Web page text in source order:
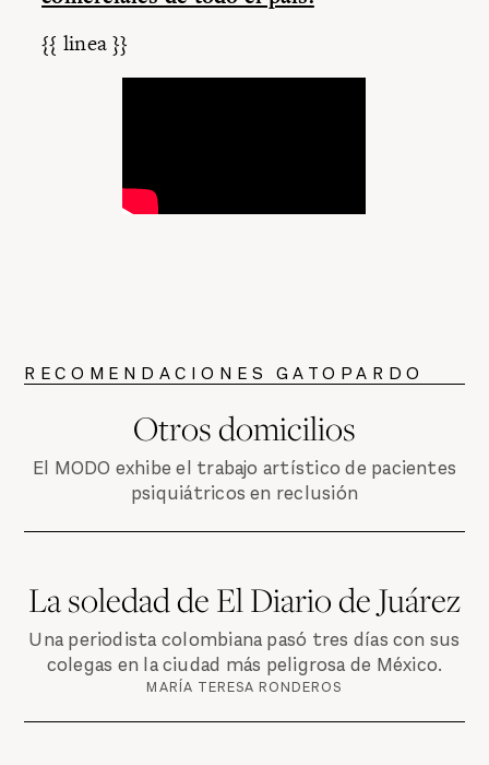
{{ linea }}
RECOMENDACIONES GATOPARDO
Otros domicilios
El MODO exhibe el trabajo artístico de pacientes
psiquiátricos en reclusión
La soledad de El Diario de Juárez
Una periodista colombiana pasó tres días con sus
colegas en la ciudad más peligrosa de México.
MARÍA TERESA RONDEROS